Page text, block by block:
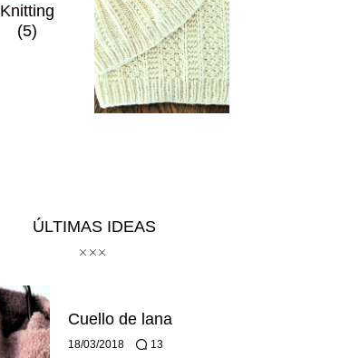
Knitting
(5)
ÚLTIMAS IDEAS
Cuello de lana
18/03/2018 13